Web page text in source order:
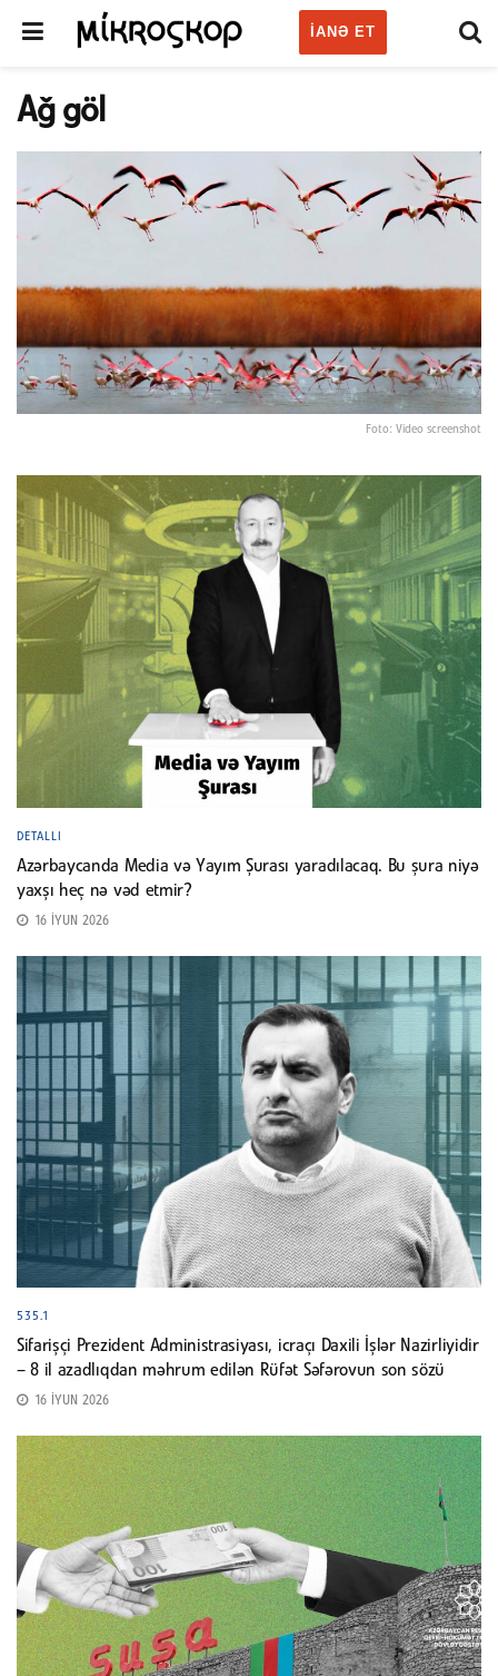
IANƏ ET
Ağ göl
Foto: Video screenshot
DETALLI
Azərbaycanda Media və Yayım Şurası yaradılacaq. Bu şura niyə
yaxşı heç nə vəd etmir?
16 İYUN 2026
535.1
Sifarişçi Prezident Administrasiyası, icraçı Daxili İşlər Nazirliyidir
– 8 il azadlıqdan məhrum edilən Rüfət Səfərovun son sözü
16 İYUN 2026